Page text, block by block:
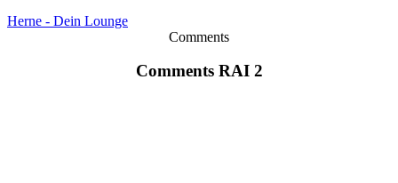
Herne - Dein Lounge
Comments
Comments RAI 2